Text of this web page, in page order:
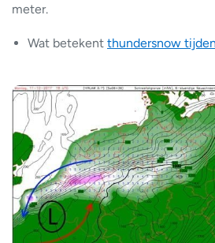
meter.
Wat betekent thundersnow